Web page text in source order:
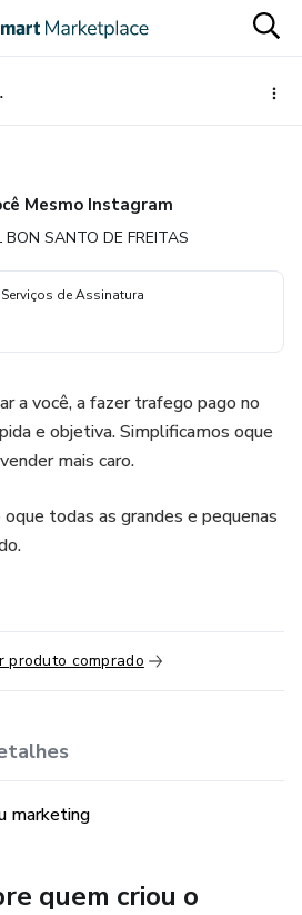
Mesmo Instagram
BON SANTO DE FREITAS
de Assinatura
a você, a fazer trafego pago no
e objetiva. Simplificamos oque
mais caro.
todas as grandes e pequenas
produto comprado
marketing
quem criou o